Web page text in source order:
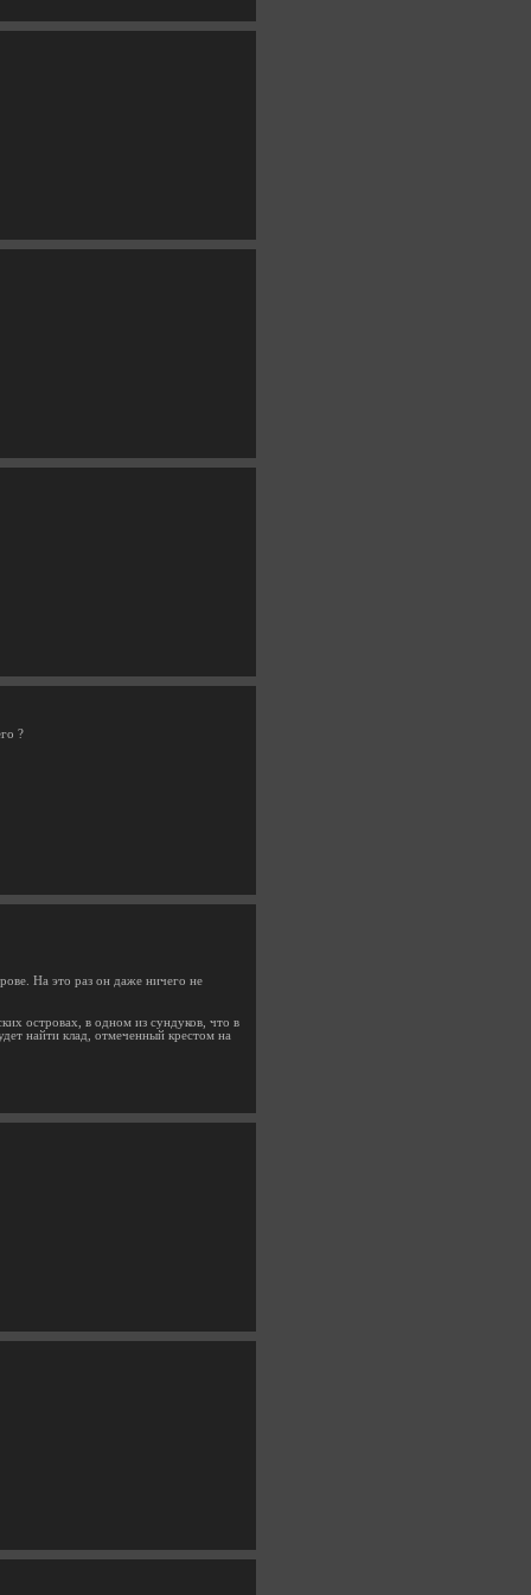
?
На это раз он даже ничего не
островах, в одном из сундуков, что в
найти клад, отмеченный крестом на